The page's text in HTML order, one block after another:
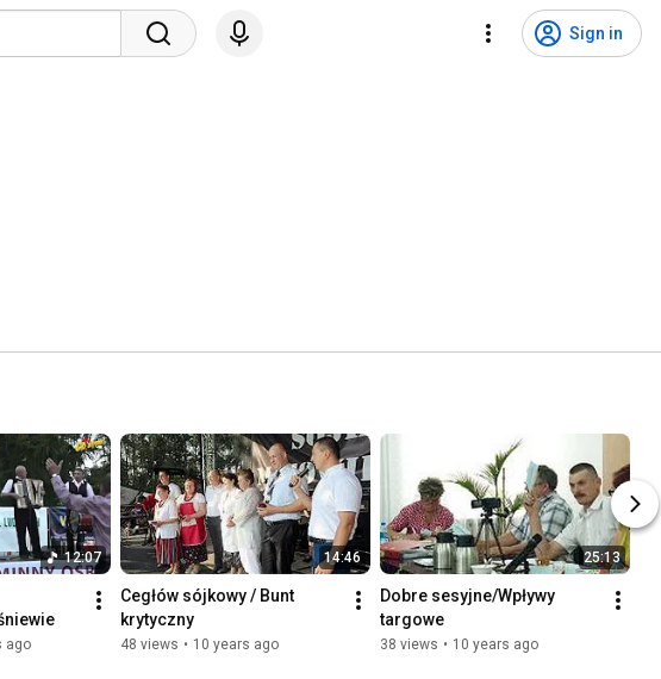
Sign in
12:07
ago
14:46
Cegłów sójkowy / Bunt
krytyczny
48 views • 10 years ago
25:13
Dobre sesyjne/Wpływy
targowe
38 views • 10 years ago